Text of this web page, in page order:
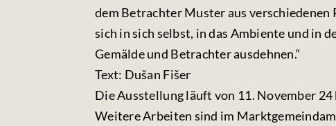
dem Betrachter Muster aus
sich in sich selbst, in das Ambiente und in
Gemälde und Betrachter ausdehnen.“
Text: Dušan Fišer
Die Ausstellung läuft von 11. November 24
Weitere Arbeiten sind im